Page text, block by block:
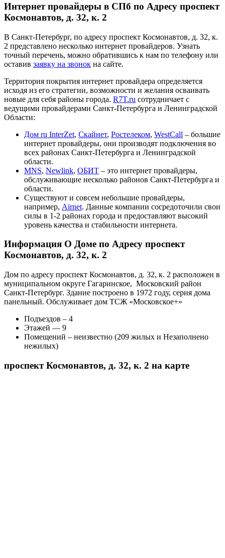
Интернет провайдеры в СПб по Адресу проспект
Космонавтов, д. 32, к. 2
В Санкт-Петербург, по адресу проспект Космонавтов, д. 32, к.
2 представлено несколько интернет провайдеров. Узнать
точный перечень, можно обратившись к нам по телефону или
оставив заявку на звонок на сайте.
Территория покрытия интернет провайдера определяется
исходя из его стратегии, возможности и желания осваивать
новые для себя районы города. R7T.ru сотрудничает с
ведущими провайдерами Санкт-Петербурга и Ленинградской
Области:
Дом ru InterZet, Скайнет, Ростелеком, WestCall – большие
интернет провайдеры, они производят подключения во
всех районах Санкт-Петербурга и Ленинградской
области.
MNS, Newlink, ОБИТ – это интернет провайдеры,
обслуживающие несколько районов Санкт-Петербурга и
области.
Существуют и совсем небольшие провайдеры,
например, Airnet. Данные компании сосредоточили свои
силы в 1-2 районах города и предоставляют высокий
уровень качества и стабильности интернета.
Информация О Доме по Адресу проспект
Космонавтов, д. 32, к. 2
Дом по адресу проспект Космонавтов, д. 32, к. 2 расположен в
муниципальном округе Гагаринское, Московский район
Санкт-Петербург. Здание построено в 1972 году, серия дома
панельный. Обслуживает дом ТСЖ «Московское+»
Подъездов – 4
Этажей — 9
Помещений – неизвестно (209 жилых и Незаполнено
нежилых)
проспект Космонавтов, д. 32, к. 2 на карте